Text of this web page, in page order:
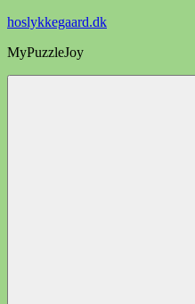
Videre
indhold
hoslykkegaard.dk
MyPuzzleJoy